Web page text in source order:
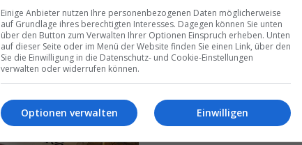
MitThurgau Travel
Einige Anbieter nutzen Ihre personenbezogenen Daten möglicherweise
auf Grundlage ihres berechtigten Interesses. Dagegen können Sie unten
über den Button zum Verwalten Ihrer Optionen Einspruch erheben. Unten
auf dieser Seite oder im Menü der Website finden Sie einen Link, über den
Sie die Einwilligung in die Datenschutz- und Cookie-Einstellungen
verwalten oder widerrufen können.
Einwilligen
Optionen verwalten